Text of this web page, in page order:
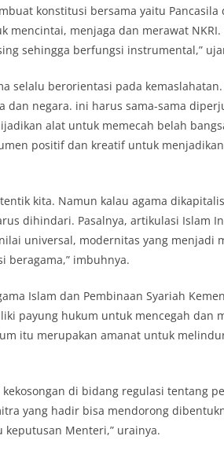
konstitusi bersama yaitu Pancasila
mencintai, menjaga dan merawat
sehingga berfungsi instrumental,”
selalu berorientasi pada
dan negara. ini harus sama-sama
alat untuk memecah belah
positif dan kreatif untuk
kita. Namun kalau agama
dihindari. Pasalnya, artikulasi Islam
universal, modernitas yang menjadi
beragama,” imbuhnya.
Islam dan Pembinaan Syariah
payung hukum untuk mencegah dan
itu merupakan amanat untuk
di bidang regulasi tentang
yang hadir bisa mendorong
Menteri,” urainya.